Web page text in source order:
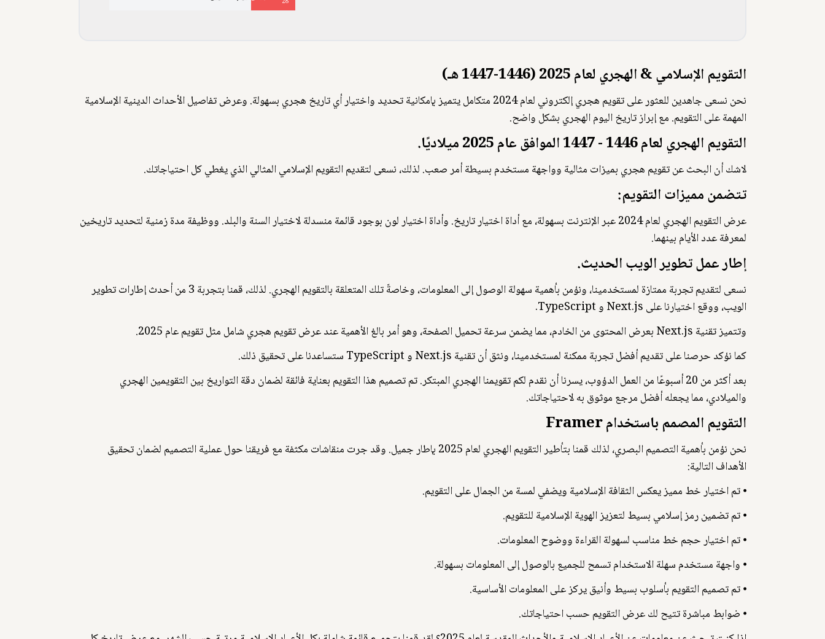
التقويم الإسلامي & الهجري لعام 2025 (1446-1447 هـ)
نحن نسعى جاهدين للعثور على تقويم هجري إلكتروني لعام 2024 متكامل يتميز بإمكانية تحديد واختيار أي تاريخ هجري بسهولة. وعرض تفاصيل الأحداث الدينية الإسلامية
المهمة على التقويم. مع إبراز تاريخ اليوم الهجري بشكل واضح.
التقويم الهجري لعام 1446 - 1447 الموافق عام 2025 ميلاديًا.
لاشك أن البحث عن تقويم هجري بميزات مثالية وواجهة مستخدم بسيطة أمر صعب. لذلك، نسعى لتقديم التقويم الإسلامي المثالي الذي يغطي كل احتياجاتك.
تتضمن مميزات التقويم:
عرض التقويم الهجري لعام 2024 عبر الإنترنت بسهولة، مع أداة اختيار تاريخ. وأداة اختيار لون بوجود قائمة منسدلة لاختيار السنة والبلد. ووظيفة مدة زمنية لتحديد تاريخين
لمعرفة عدد الأيام بينهما.
إطار عمل تطوير الويب الحديث.
نسعى لتقديم تجربة ممتازة لمستخدمينا، ونؤمن بأهمية سهولة الوصول إلى المعلومات، وخاصةً تلك المتعلقة بالتقويم الهجري. لذلك، قمنا بتجربة 3 من أحدث إطارات تطوير
الويب، ووقع اختيارنا على Next.js و TypeScript.
وتتميز تقنية Next.js بعرض المحتوى من الخادم، مما يضمن سرعة تحميل الصفحة، وهو أمر بالغ الأهمية عند عرض تقويم هجري شامل مثل تقويم عام 2025.
كما نؤكد حرصنا على تقديم أفضل تجربة ممكنة لمستخدمينا، ونثق أن تقنية Next.js و TypeScript ستساعدنا على تحقيق ذلك.
بعد أكثر من 20 أسبوعًا من العمل الدؤوب، يسرنا أن نقدم لكم تقويمنا الهجري المبتكر. تم تصميم هذا التقويم بعناية فائقة لضمان دقة التواريخ بين التقويمين الهجري
والميلادي، مما يجعله أفضل مرجع موثوق به لاحتياجاتك.
التقويم المصمم باستخدام Framer
نحن نؤمن بأهمية التصميم البصري، لذلك قمنا بتأطير التقويم الهجري لعام 2025 بإطار جميل. وقد جرت منقاشات مكثفة مع فريقنا حول عملية التصميم لضمان تحقيق
الأهداف التالية:
⦁ تم اختيار خط مميز يعكس الثقافة الإسلامية ويضفي لمسة من الجمال على التقويم.
⦁ تم تضمين رمز إسلامي بسيط لتعزيز الهوية الإسلامية للتقويم.
⦁ تم اختيار حجم خط مناسب لسهولة القراءة ووضوح المعلومات.
⦁ واجهة مستخدم سهلة الاستخدام تسمح للجميع بالوصول إلى المعلومات بسهولة.
⦁ تم تصميم التقويم بأسلوب بسيط وأنيق يركز على المعلومات الأساسية.
⦁ ضوابط مباشرة تتيح لك عرض التقويم حسب احتياجاتك.